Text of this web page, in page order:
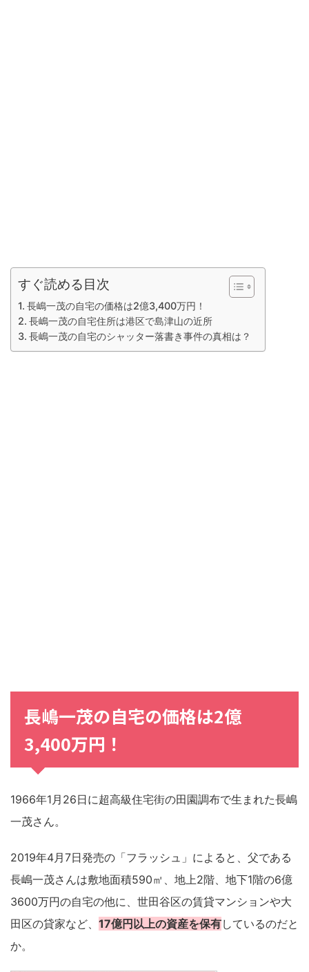
すぐ読める目次
長嶋一茂の自宅の価格は2億3,400万円！
長嶋一茂の自宅住所は港区で島津山の近所
長嶋一茂の自宅のシャッター落書き事件の真相は？
長嶋一茂の自宅の価格は2億
3,400万円！
1966年1月26日に超高級住宅街の田園調布で生まれた長嶋
一茂さん。
2019年4月7日発売の「フラッシュ」によると、父である
長嶋一茂さんは敷地面積590㎡、地上2階、地下1階の6億
3600万円の自宅の他に、世田谷区の賃貸マンションや大
田区の貸家など、 17億円以上の資産を保有しているのだと
か。